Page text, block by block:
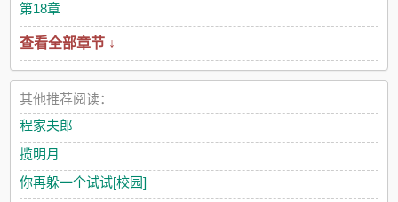
第18章
查看全部章节 ↓
其他推荐阅读：
程家夫郎
揽明月
你再躲一个试试[校园]